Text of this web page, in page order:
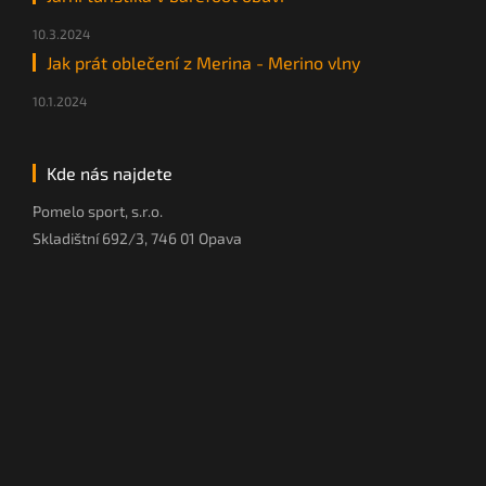
10.3.2024
Jak prát oblečení z Merina - Merino vlny
10.1.2024
Kde nás najdete
Pomelo sport, s.r.o.
Skladištní 692/3, 746 01 Opava